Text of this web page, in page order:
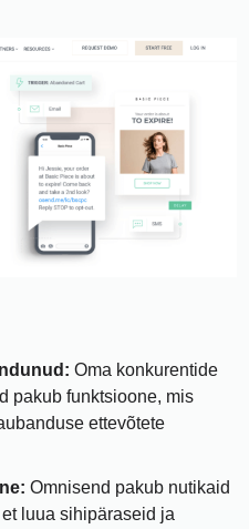
Oma konkurentide
pakub funktsioone, mis
ettevõtete
Omnisend pakub nutikaid
luua sihipäraseid ja